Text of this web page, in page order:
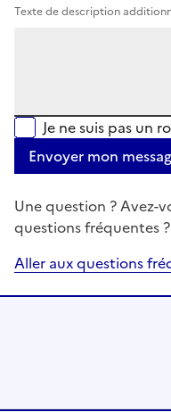
Texte de description
Je ne suis pas un
Envoyer mon
Une question ? Avez-
questions fréquentes ?
Aller aux questions